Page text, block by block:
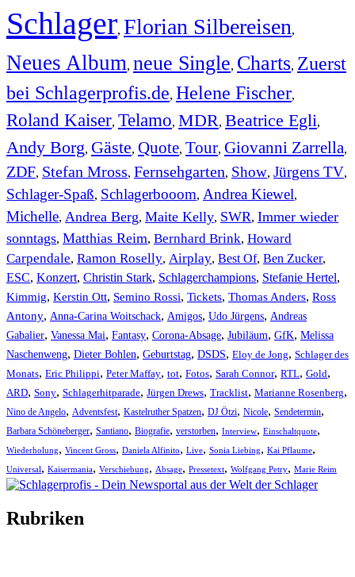
Schlager, Florian Silbereisen,
Neues Album, neue Single, Charts, Zuerst
bei Schlagerprofis.de, Helene Fischer,
Roland Kaiser, Telamo, MDR, Beatrice Egli,
Andy Borg, Gäste, Quote, Tour, Giovanni Zarrella,
ZDF, Stefan Mross, Fernsehgarten, Show, Jürgens TV,
Schlager-Spaß, Schlagerbooom, Andrea Kiewel,
Michelle, Andrea Berg, Maite Kelly, SWR, Immer wieder
sonntags, Matthias Reim, Bernhard Brink, Howard
Carpendale, Ramon Roselly, Airplay, Best Of, Ben Zucker,
ESC, Konzert, Christin Stark, Schlagerchampions, Stefanie Hertel,
Kimmig, Kerstin Ott, Semino Rossi, Tickets, Thomas Anders, Ross
Antony, Anna-Carina Woitschack, Amigos, Udo Jürgens, Andreas
Gabalier, Vanessa Mai, Fantasy, Corona-Absage, Jubiläum, GfK, Melissa
Naschenweng, Dieter Bohlen, Geburtstag, DSDS, Eloy de Jong, Schlager des
Monats, Eric Philippi, Peter Maffay, tot, Fotos, Sarah Connor, RTL, Gold,
ARD, Sony, Schlagerhitparade, Jürgen Drews, Tracklist, Marianne Rosenberg,
Nino de Angelo, Adventsfest, Kastelruther Spatzen, DJ Ötzi, Nicole, Sendetermin,
Barbara Schöneberger, Santiano, Biografie, verstorben, Interview, Einschaltquote,
Wiederholung, Vincent Gross, Daniela Alfinito, Live, Sonia Liebing, Kai Pflaume,
Universal, Kaisermania, Verschiebung, Absage, Pressetext, Wolfgang Petry, Marie Reim
Rubriken